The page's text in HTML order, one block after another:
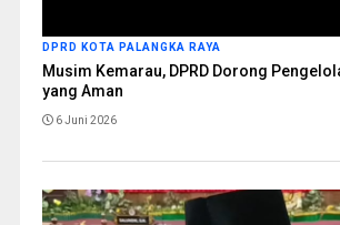
DPRD KOTA PALANGKA RAYA
Musim Kemarau, DPRD Dorong
yang Aman
6 Juni 2026